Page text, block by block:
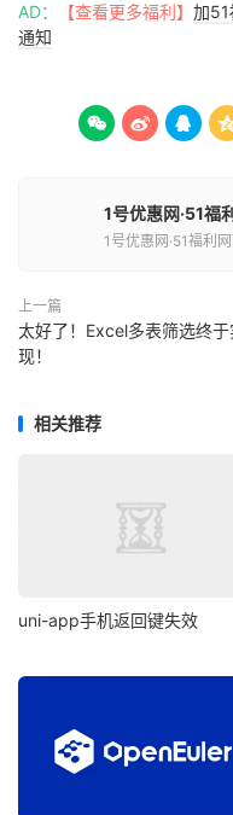
AD： 【查看更多福利】 加51
通知
  
1号优惠网·51福
1号优惠网·51福利
上一篇
太好了！Excel多表筛选终于
现！
相关推荐
uni-app手机返回键失效